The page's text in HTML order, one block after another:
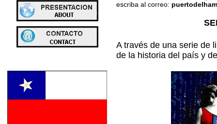
escriba al correo:
A través de una serie de
de la historia del país y